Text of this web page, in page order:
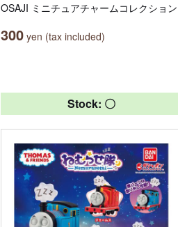
OSAJI ミニチュアチャームコレクション
300 yen (tax included)
Stock: 〇